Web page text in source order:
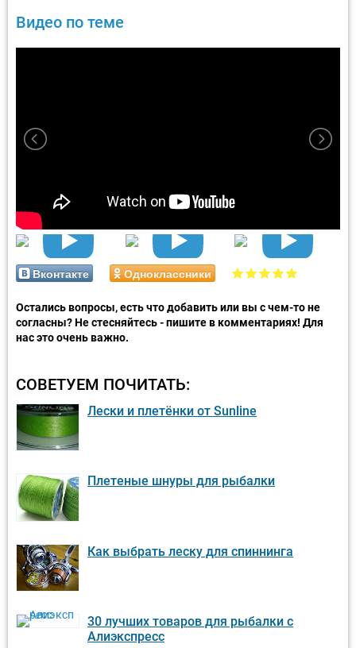
Видео по теме
Вконтакте Одноклассники
Остались вопросы, есть что добавить или вы с чем-то не
согласны? Не стесняйтесь - пишите в комментариях! Для
нас это очень важно.
СОВЕТУЕМ ПОЧИТАТЬ:
Лески и плетёнки от Sunline
Плетеные шнуры для рыбалки
Как выбрать леску для спиннинга
30 лучших товаров для рыбалки с
Алиэкспресс